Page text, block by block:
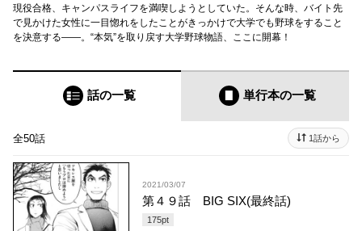
現役合格、キャンパスライフを満喫しようとしていた。そんな時、バイト先
で見かけた女性に一目惚れをしたことがきっかけで大学でも野球をすること
を決意する――。“本気”を取り戻す大学野球物語、ここに開幕！
話の一覧 単行本の一覧
全50話 1話から
2021/03/07
第４９話 BIG SIX(最終話)
175pt